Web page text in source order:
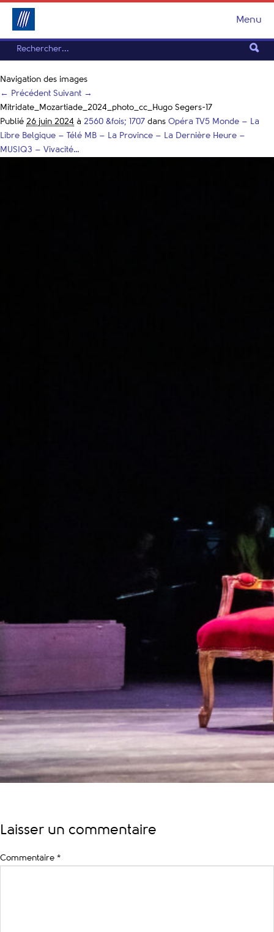
Menu
Navigation des images
← Précédent Suivant →
Mitridate_Mozartiade_2024_photo_cc_Hugo Segers-17
Publié 26 juin 2024 à 2560 &fois; 1707 dans Opéra TV5 Monde – La
Libre Belgique – Télé MB – La Province – La Dernière Heure –
MUSIQ3 – Vivacité…
Laisser un commentaire
Commentaire *